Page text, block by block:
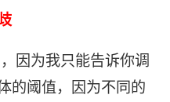
因为我只能告诉你调
的阈值，因为不同的